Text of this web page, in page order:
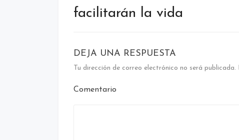
facilitarán la vida
DEJA UNA RESPUESTA
Tu dirección de correo electrónico no será publicada.
Comentario